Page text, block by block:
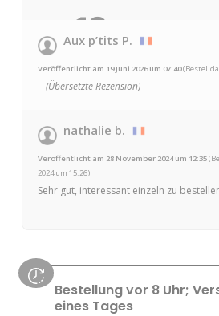
10/10
auf 2 Bewertungen
Aux p’tits P.
Veröffentlicht am 19 Juni 2026 um 07:40
– (Übersetzte Rezension)
nathalie b.
Veröffentlicht am 28 November 2024 um 12:35
2024 um 15:26)
Sehr gut, interessant einzeln zu
Bestellung vor 8 Uhr;
eines Tages